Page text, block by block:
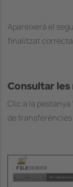
Apareixerà el
finalitzat
Consultar
Clic a la
de
Image